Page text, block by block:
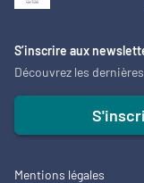
S’inscrire aux
Découvrez les
Mentions légales